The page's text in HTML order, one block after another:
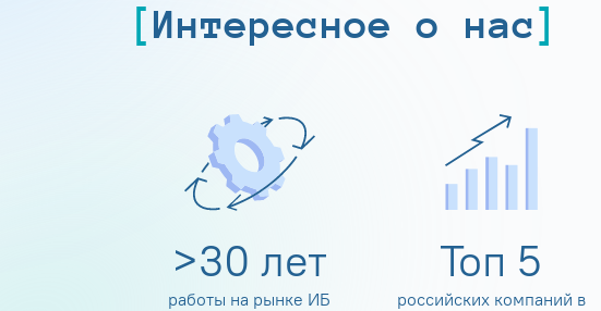
Интересное о нас
>30 лет
работы на рынке ИБ
Топ 5
российских компаний в